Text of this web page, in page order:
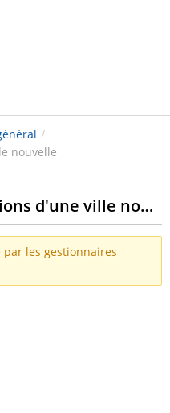
/
nouvelle
Brasilia : contradictions d'une ville nouvelle
par les gestionnaires